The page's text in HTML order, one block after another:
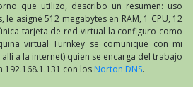
que utilizo, describo un resumen: uso
le asigné 512 megabytes en RAM, 1 CPU, 12
tarjeta de red virtual la configuro como
virtual Turnkey se comunique con mi
a la internet) quien se encarga del trabajo
192.168.1.131 con los Norton DNS.